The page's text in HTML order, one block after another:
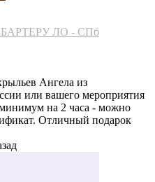
БАРТЕРУ ЛО - СПб
Ангела из
или вашего мероприятия
на 2 часа - можно
Отличный подарок